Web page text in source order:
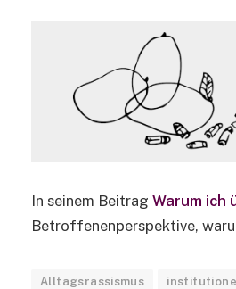
In seinem Beitrag Warum ich
Betroffenenperspektive,
Alltagsrassismus